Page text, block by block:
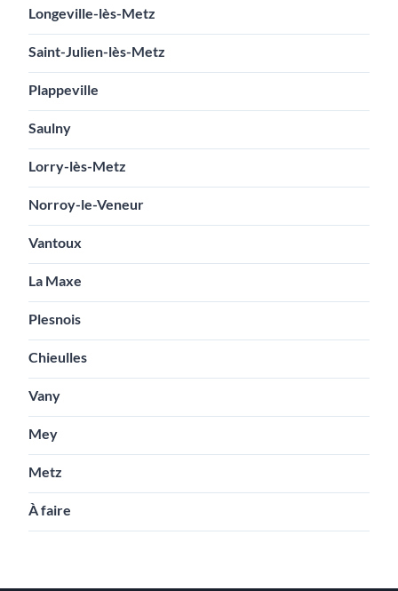
Longeville-lès-Metz
Saint-Julien-lès-Metz
Plappeville
Saulny
Lorry-lès-Metz
Norroy-le-Veneur
Vantoux
La Maxe
Plesnois
Chieulles
Vany
Mey
Metz
À faire